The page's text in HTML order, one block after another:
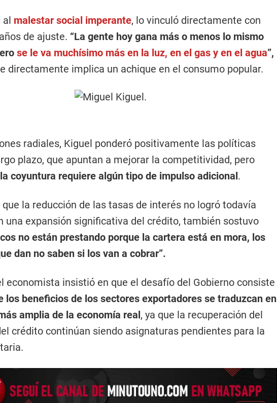
al malestar social imperante, lo vinculó directamente con
de ajuste. “La gente hoy gana más o menos lo mismo
se le va muchísimo más en la luz, en el gas y en el agua”,
directamente implica un achique en el consumo popular.
radiales, Kiguel ponderó positivamente las políticas
plazo, que apuntan a mejorar la competitividad, pero
coyuntura requiere algún tipo de impulso adicional.
la reducción de las tasas de interés no logró todavía
una expansión significativa del crédito, también sostuvo
no están prestando porque la cartera está en mora, los
dan no saben si los van a cobrar”.
economista insistió en que el desafío del Gobierno consiste
los beneficios de los sectores exportadores se traduzcan en
amplia de la economía real, ya que la recuperación del
crédito continúan siendo asignaturas pendientes para la